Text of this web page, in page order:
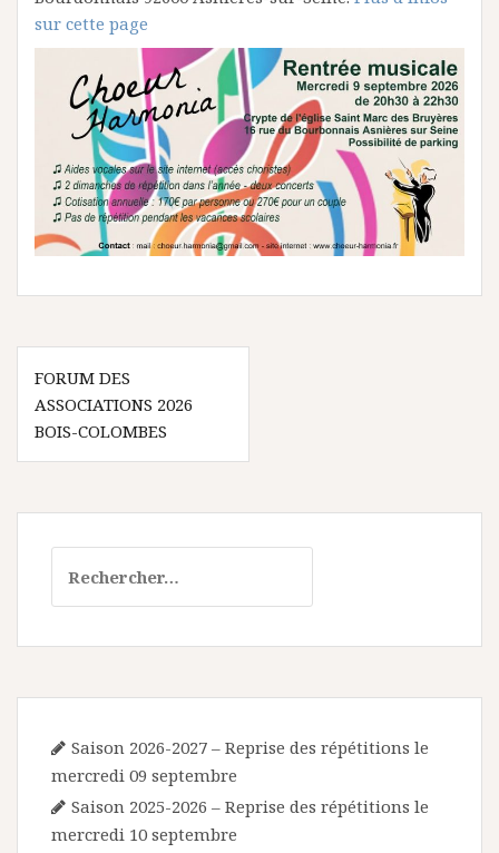
sur cette page
Navigation
de
l’article
FORUM DES
ASSOCIATIONS 2026
BOIS-COLOMBES
Saison 2026-2027 – Reprise des répétitions le
mercredi 09 septembre
Saison 2025-2026 – Reprise des répétitions le
mercredi 10 septembre